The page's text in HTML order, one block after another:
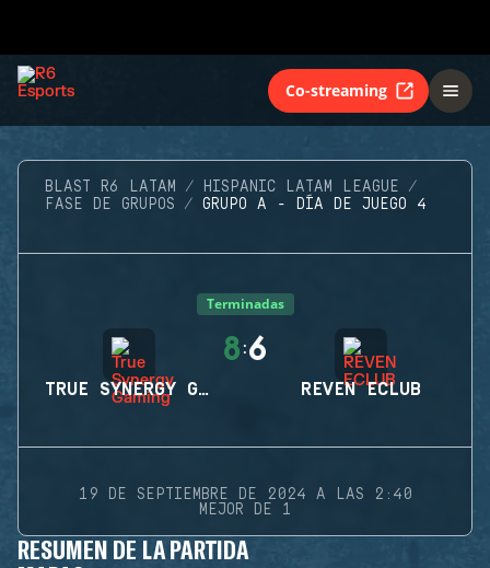
Co-streaming
BLAST R6 LATAM
HISPANIC LATAM LEAGUE
FASE DE GRUPOS
GRUPO A - DÍA DE JUEGO 4
Terminadas
TRUE SYNERGY GAMING
8 :6
REVEN ECLUB
19 DE SEPTIEMBRE DE 2024 A LAS 2:40
MEJOR DE 1
RESUMEN DE LA PARTIDA